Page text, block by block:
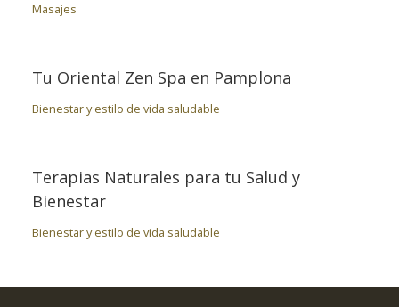
Masajes
Tu Oriental Zen Spa en Pamplona
Bienestar y estilo de vida saludable
Terapias Naturales para tu Salud y
Bienestar
Bienestar y estilo de vida saludable